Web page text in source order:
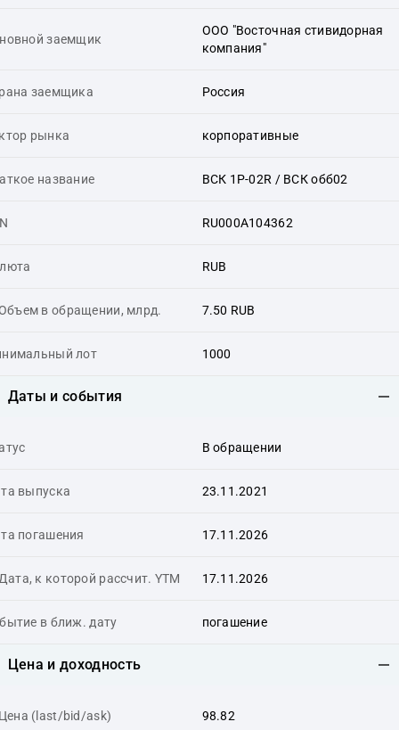
заемщик
ООО "Восточная стивидорная
компания"
заемщика Россия
рынка корпоративные
название ВСК 1P-02R / ВСК обб02
RU000A104362
RUB
в обращении, млрд. 7.50 RUB
лот 1000
Даты и события
В обращении
выпуска 23.11.2021
погашения 17.11.2026
к которой рассчит. YTM 17.11.2026
в ближ. дату погашение
Цена и доходность
(last/bid/ask) 98.82